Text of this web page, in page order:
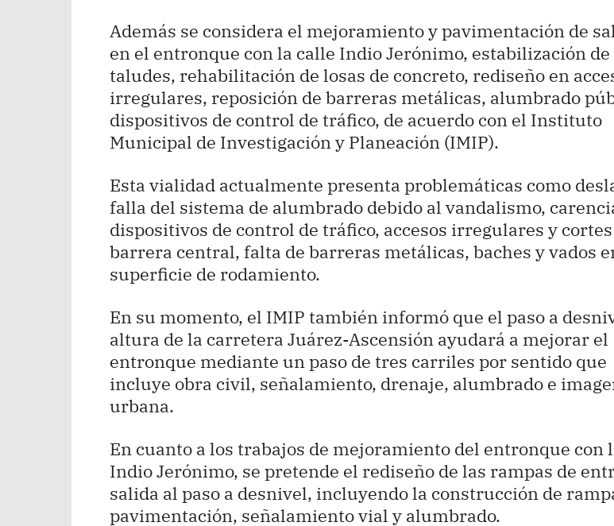
Además se considera el mejoramiento y pavimentación de
en el entronque con la calle Indio Jerónimo, estabilización de
taludes, rehabilitación de losas de concreto, rediseño en
irregulares, reposición de barreras metálicas, alumbrado
dispositivos de control de tráfico, de acuerdo con el Instituto
Municipal de Investigación y Planeación (IMIP).
Esta vialidad actualmente presenta problemáticas como
falla del sistema de alumbrado debido al vandalismo,
dispositivos de control de tráfico, accesos irregulares y
barrera central, falta de barreras metálicas, baches y vados
superficie de rodamiento.
En su momento, el IMIP también informó que el paso a
altura de la carretera Juárez-Ascensión ayudará a mejorar el
entronque mediante un paso de tres carriles por sentido que
incluye obra civil, señalamiento, drenaje, alumbrado e
urbana.
En cuanto a los trabajos de mejoramiento del entronque con
Indio Jerónimo, se pretende el rediseño de las rampas de
salida al paso a desnivel, incluyendo la construcción de
pavimentación, señalamiento vial y alumbrado.